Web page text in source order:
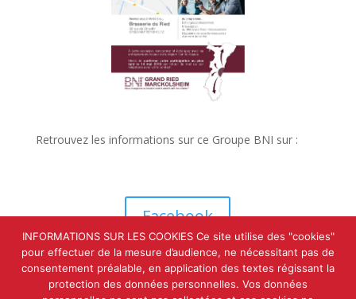
Retrouvez les informations sur ce Groupe BNI sur :
Facebook
Page du Groupe
INFORMATIONS SUR LES COOKIES Ce site utilise des "cookies"
pour effectuer de la mesure d’audience, ne nécessitant pas de
consentement préalable, en application des textes régissant la
protection des données personnelles. Vos données